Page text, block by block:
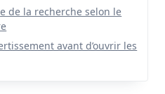
de la recherche selon le
avant d’ouvrir les